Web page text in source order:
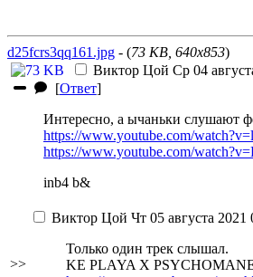
d25fcrs3qq161.jpg - (73 KB, 640x853)
Виктор Цой Ср 04
[Ответ]
Интересно, а ычаньки слушают
https://www.youtube.com/
https://www.youtube.com/
inb4 b&
>>
Виктор Цой Чт 05 августа 2021
Только один трек слышал.
KE PLAYA X